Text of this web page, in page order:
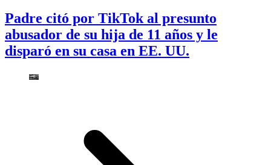
Padre citó por TikTok al presunto
abusador de su hija de 11 años y le
disparó en su casa en EE. UU.